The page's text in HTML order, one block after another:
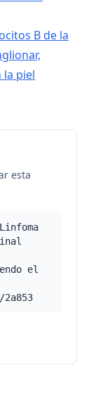
B de la
la piel
esta
el